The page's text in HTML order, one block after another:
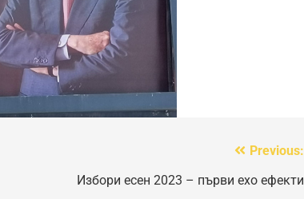
Previous:
Избори есен 2023 – първи ехо ефекти